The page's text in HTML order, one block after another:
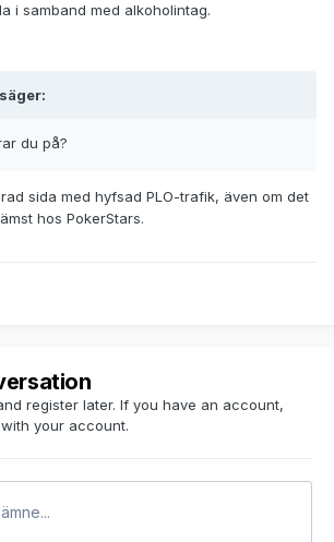
i samband med alkoholintag.
du på?
sida med hyfsad PLO-trafik, även om det
hos PokerStars.
register later. If you have an account,
your account.